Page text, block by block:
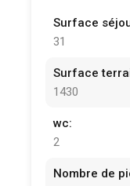
Surface
31
Surface
1430
wc:
2
Nombre de